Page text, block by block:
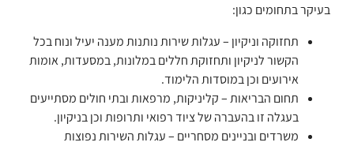
בעיקר בתחומים כגון:
תחזוקה וניקיון – עגלות שירות נותנות מענה יעיל ונוח בכל
הקשור לניקיון ותחזוקת חללים במלונות, במסעדות, אומות
אירועים וכן במוסדות הלימוד.
תחום הבריאות – קליניקות, מרפאות ובתי חולים מסתייעים
בעגלה זו בהעברה של ציוד רפואי ותרופות וכן בניקיון.
משרדים ובניינים מסחריים – עגלות השירות נפוצות